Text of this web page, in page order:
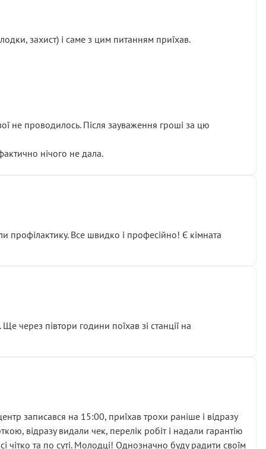
захист) і саме з цим питанням приїхав.
не проводилось. Після зауваження гроші за цю
нічого не дала.
профілактику. Все швидко і професійно! Є кімната
через півтори години поїхав зі станції на
записався на 15:00, приїхав трохи раніше і відразу
відразу видали чек, перелік робіт і надали гарантію
та по суті. Молодці! Однозначно буду радити своїм